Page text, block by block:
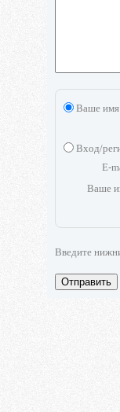
Ваше имя
Вход/
E-
Ваше
Введите
Отправить